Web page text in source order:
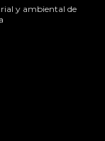
y ambiental de